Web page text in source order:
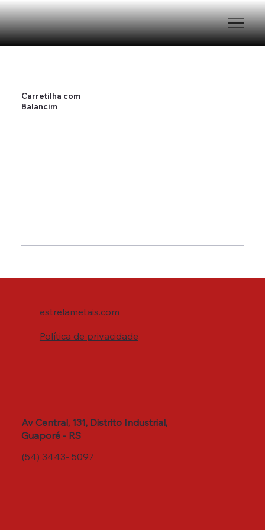
Carretilha com
Balancim
Av Central, 131, Distrito Industrial,
Guaporé - RS
(54) 3443- 5097
estrelametais.com
Política de privacidade